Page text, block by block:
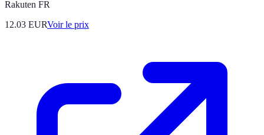
Rakuten FR
12.03 EURVoir le prix